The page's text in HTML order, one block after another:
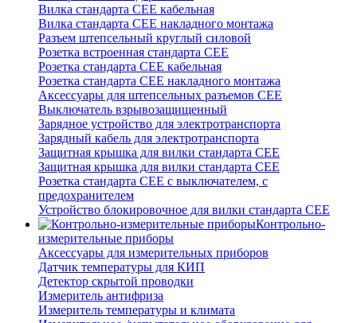
Вилка стандарта CEE кабельная
Вилка стандарта CEE накладного монтажа
Разъем штепсельный круглый силовой
Розетка встроенная стандарта CEE
Розетка стандарта СЕЕ кабельная
Розетка стандарта СЕЕ накладного монтажа
Аксессуары для штепсельных разъемов CEE
Выключатель взрывозащищенный
Зарядное устройство для электротранспорта
Зарядный кабель для электротранспорта
Защитная крышка для вилки стандарта CEE
Защитная крышка для вилки стандарта CEE
Розетка стандарта СЕЕ с выключателем, с
предохранителем
Устройство блокировочное для вилки стандарта CEE
Контрольно-
измерительные приборы
Аксессуары для измерительных приборов
Датчик температуры для КИП
Детектор скрытой проводки
Измеритель антифриза
Измеритель температуры и климата